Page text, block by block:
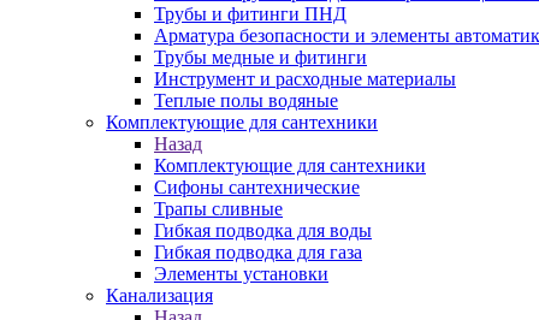
Трубы и фитинги ПНД
Арматура безопасности и элементы
Трубы медные и фитинги
Инструмент и расходные материалы
Теплые полы водяные
Комплектующие для сантехники
Назад
Комплектующие для сантехники
Сифоны сантехнические
Трапы сливные
Гибкая подводка для воды
Гибкая подводка для газа
Элементы установки
Канализация